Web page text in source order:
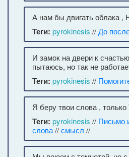
А нам бы двигать облака ,
Теги: pyrokinesis //До
И замок на двери к
пытаюсь, но так не
Теги: pyrokinesis //
Я беру твои слова ,
Теги: pyrokinesis // Письмо
слова//смысл //